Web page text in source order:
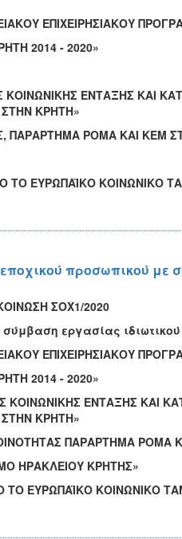
ΕΠΙΧΕΙΡΗΣΙΑΚΟΥ
2014 - 2020»
ΕΝΤΑΞΗΣ ΚΑΙ
ΣΤΗΝ ΚΡΗΤΗ»
ΠΑΡΑΡΤΗΜΑ ΡΟΜΑ ΚΑΙ ΚΕΜ
ΚΟΙΝΩΝΙΚΟ
προσωπικού με
ΣΟΧ1/2020
εργασίας
ΕΠΙΧΕΙΡΗΣΙΑΚΟΥ
2014 - 2020»
ΚΟΙΝΩΝΙΚΗΣ ΕΝΤΑΞΗΣ ΚΑΙ
ΣΤΗΝ ΚΡΗΤΗ»
ΠΑΡΑΡΤΗΜΑ ΡΟΜΑ
ΚΡΗΤΗΣ»
ΕΥΡΩΠΑΪΚΟ ΚΟΙΝΩΝΙΚΟ